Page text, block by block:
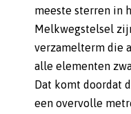
meeste sterren in
Melkwegstelsel
verzamelterm die
alle elementen
Dat komt doordat
een overvolle